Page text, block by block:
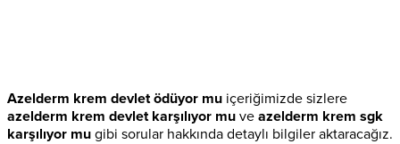
Azelderm krem devlet ödüyor mu içeriğimizde sizlere
azelderm krem devlet karşılıyor mu ve azelderm krem sgk
karşılıyor mu gibi sorular hakkında detaylı bilgiler aktaracağız.